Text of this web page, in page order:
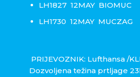
LH1827 12MAY BIOMUC
LH1730 12MAY
PRIJEVOZNIK: Lufthansa /
Dozvoljena težina prtljage